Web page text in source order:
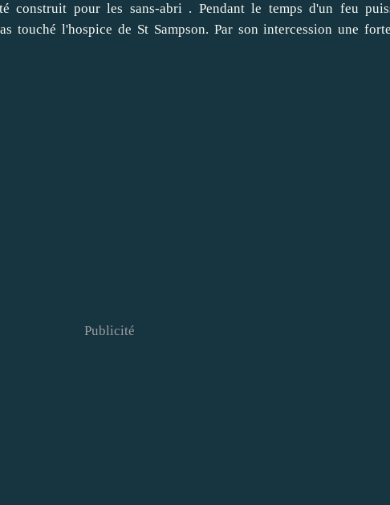
construit pour les sans-abri . Pendant le temps d'un feu
touché l'hospice de St Sampson. Par son intercession une
Publicité